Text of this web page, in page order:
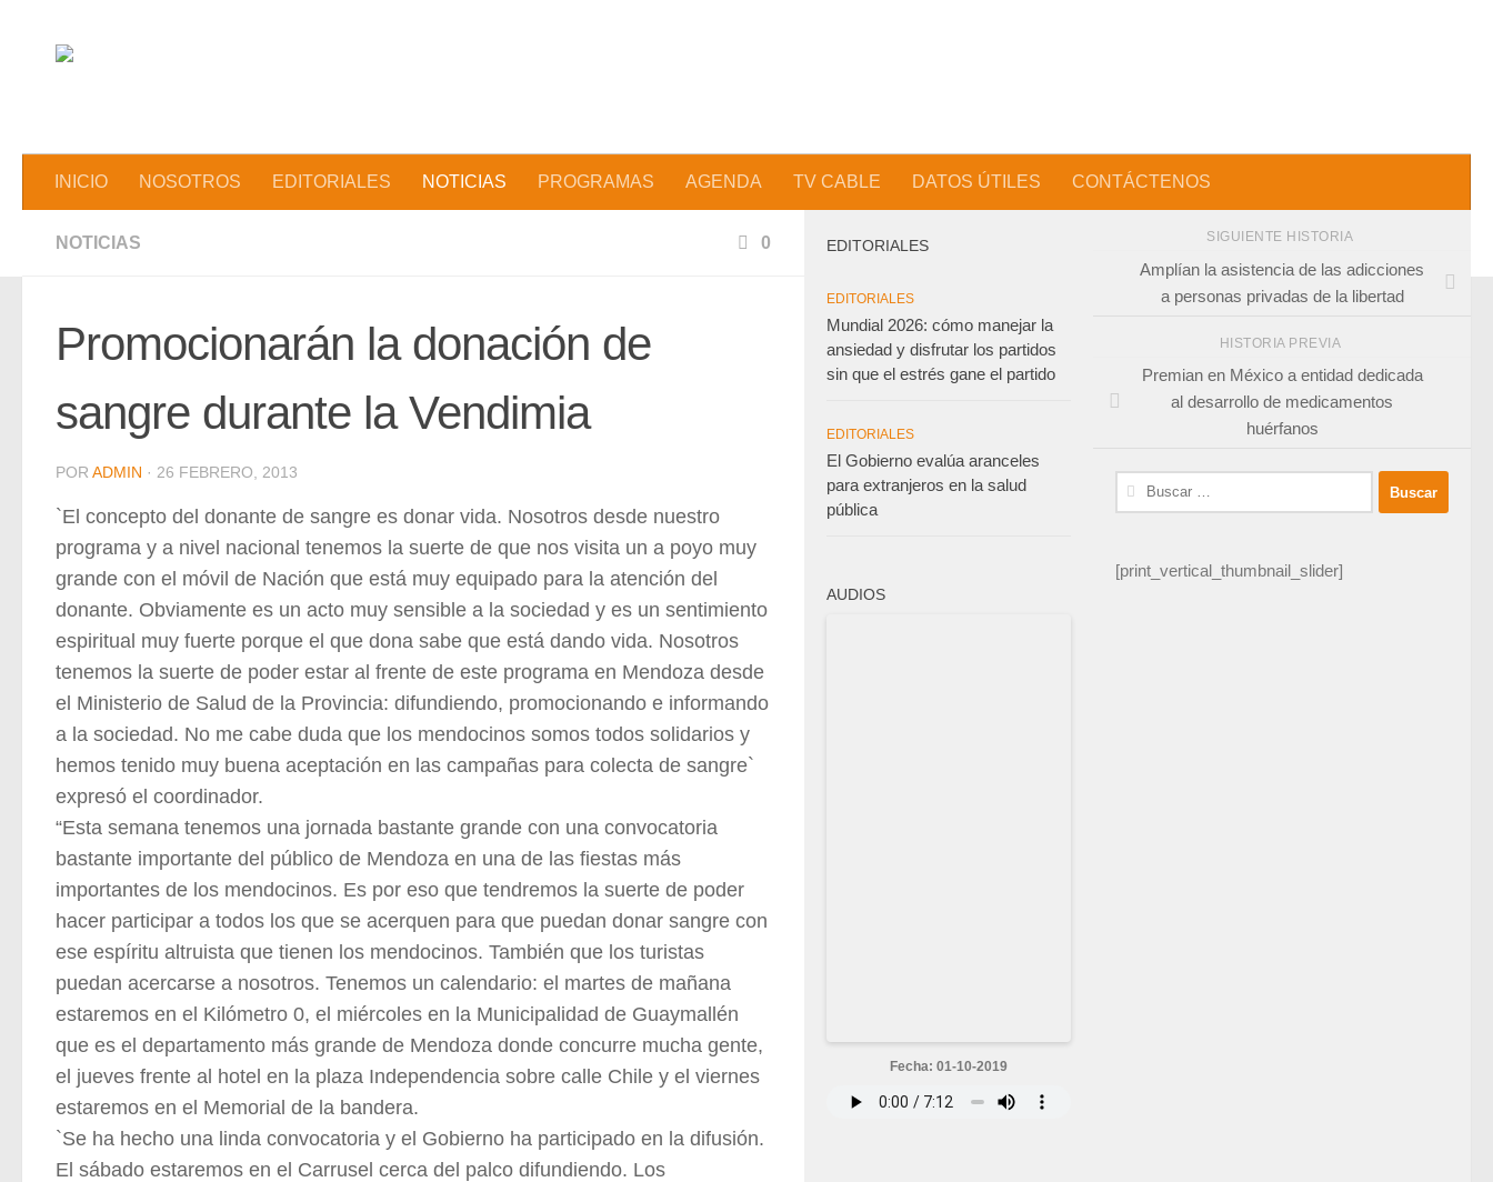
INICIO NOSOTROS EDITORIALES NOTICIAS PROGRAMAS AGENDA TV CABLE DATOS ÚTILES CONTÁCTENOS
NOTICIAS 0
Promocionarán la donación de
sangre durante la Vendimia
POR ADMIN · 26 FEBRERO, 2013
`El concepto del donante de sangre es donar vida. Nosotros desde nuestro
programa y a nivel nacional tenemos la suerte de que nos visita un a poyo muy
grande con el móvil de Nación que está muy equipado para la atención del
donante. Obviamente es un acto muy sensible a la sociedad y es un sentimiento
espiritual muy fuerte porque el que dona sabe que está dando vida. Nosotros
tenemos la suerte de poder estar al frente de este programa en Mendoza desde
el Ministerio de Salud de la Provincia: difundiendo, promocionando e informando
a la sociedad. No me cabe duda que los mendocinos somos todos solidarios y
hemos tenido muy buena aceptación en las campañas para colecta de sangre`
expresó el coordinador.
“Esta semana tenemos una jornada bastante grande con una convocatoria
bastante importante del público de Mendoza en una de las fiestas más
importantes de los mendocinos. Es por eso que tendremos la suerte de poder
hacer participar a todos los que se acerquen para que puedan donar sangre con
ese espíritu altruista que tienen los mendocinos. También que los turistas
puedan acercarse a nosotros. Tenemos un calendario: el martes de mañana
estaremos en el Kilómetro 0, el miércoles en la Municipalidad de Guaymallén
que es el departamento más grande de Mendoza donde concurre mucha gente,
el jueves frente al hotel en la plaza Independencia sobre calle Chile y el viernes
estaremos en el Memorial de la bandera.
`Se ha hecho una linda convocatoria y el Gobierno ha participado en la difusión.
El sábado estaremos en el Carrusel cerca del palco difundiendo. Los
SIGUIENTE HISTORIA
Amplían la asistencia de las adicciones
a personas privadas de la libertad
HISTORIA PREVIA
Premian en México a entidad dedicada
al desarrollo de medicamentos
huérfanos
Buscar:
[print_vertical_thumbnail_slider]
EDITORIALES
EDITORIALES
Mundial 2026: cómo manejar la
ansiedad y disfrutar los partidos
sin que el estrés gane el partido
EDITORIALES
El Gobierno evalúa aranceles
para extranjeros en la salud
pública
AUDIOS
Fecha: 01-10-2019